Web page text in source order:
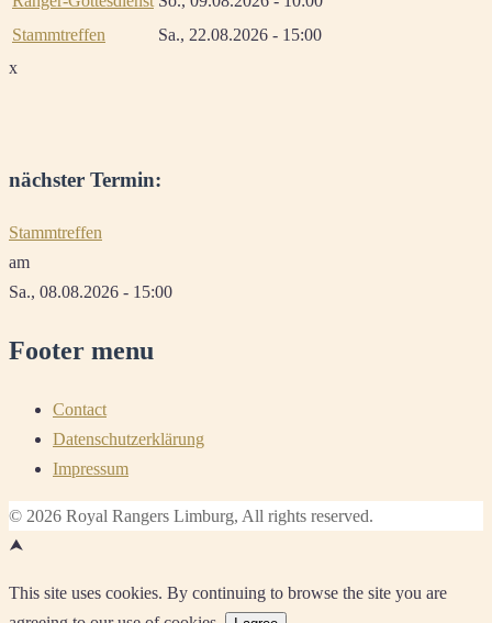
Stammtreffen
Sa., 22.08.2026 - 15:00
x
nächster Termin:
Stammtreffen
am
Sa., 08.08.2026 - 15:00
Footer menu
Contact
Datenschutzerklärung
Impressum
© 2026 Royal Rangers Limburg, All rights reserved.
⮝
This site uses cookies. By continuing to browse the site you are